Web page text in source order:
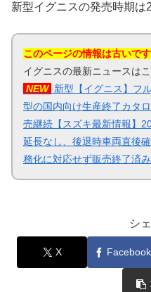
新型イグニスの発売時期は
このページの情報は古いです
イグニスの最新ニュースは
NEW 新型【イグニス】フ
型の国内向け生産終了カタ
売継続【スズキ最新情報】
延長なし、後退時車両直後
務化に対応せず販売終了済み
シ
X Facebook